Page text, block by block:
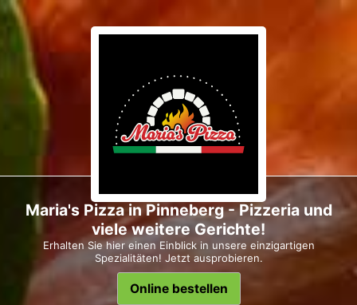
Maria's Pizza in Pinneberg - Pizzeria und
viele weitere Gerichte!
Erhalten Sie hier einen Einblick in unsere einzigartigen
Spezialitäten! Jetzt ausprobieren.
Online bestellen